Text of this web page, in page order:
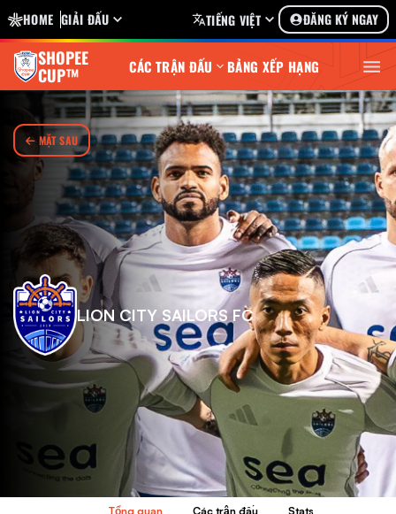
HOME GIẢI ĐẤU TIẾNG VIỆT ĐĂNG KÝ NGAY
SHOPEE
CUP™ CÁC TRẬN ĐẤU BẢNG XẾP HẠNG
MẶT SAU
LION CITY SAILORS FC
Tổng quan Các trận đấu Stats